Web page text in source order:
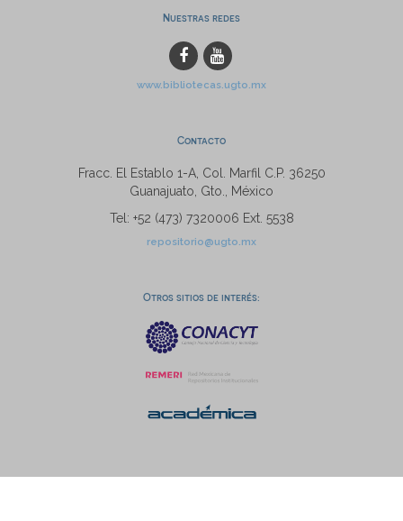
Nuestras redes
www.bibliotecas.ugto.mx
Contacto
Fracc. El Establo 1-A, Col. Marfil C.P. 36250
Guanajuato, Gto., México
Tel: +52 (473) 7320006 Ext. 5538
repositorio@ugto.mx
Otros sitios de interés: